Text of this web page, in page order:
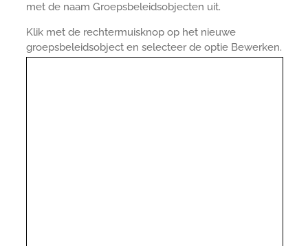
met de naam Groepsbeleidsobjecten uit.
Klik met de rechtermuisknop op het nieuwe
groepsbeleidsobject en selecteer de optie Bewerken.